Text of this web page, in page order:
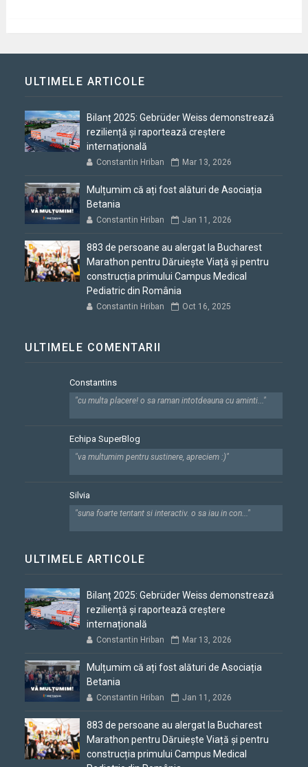
ULTIMELE ARTICOLE
Bilanț 2025: Gebrüder Weiss demonstrează
reziliență și raportează creștere
internațională
Constantin Hriban Mar 13, 2026
Mulțumim că ați fost alături de Asociația
Betania
Constantin Hriban Jan 11, 2026
883 de persoane au alergat la Bucharest
Marathon pentru Dăruiește Viață și pentru
construcția primului Campus Medical
Pediatric din România
Constantin Hriban Oct 16, 2025
ULTIMELE COMENTARII
Constantins
"cu multa placere! o sa raman intotdeauna cu aminti..."
Echipa SuperBlog
"va multumim pentru sustinere, apreciem :)"
Silvia
"suna foarte tentant si interactiv. o sa iau in con..."
ULTIMELE ARTICOLE
Bilanț 2025: Gebrüder Weiss demonstrează
reziliență și raportează creștere
internațională
Constantin Hriban Mar 13, 2026
Mulțumim că ați fost alături de Asociația
Betania
Constantin Hriban Jan 11, 2026
883 de persoane au alergat la Bucharest
Marathon pentru Dăruiește Viață și pentru
construcția primului Campus Medical